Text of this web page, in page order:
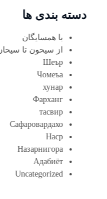
دسته بندی ها
با همسایگان
از سیحون تا سیحان
Шеър
Чомеъа
хунар
Фарханг
тасвир
Сафаровардахо
Наср
Назарнигора
Адабиёт
Uncategorized